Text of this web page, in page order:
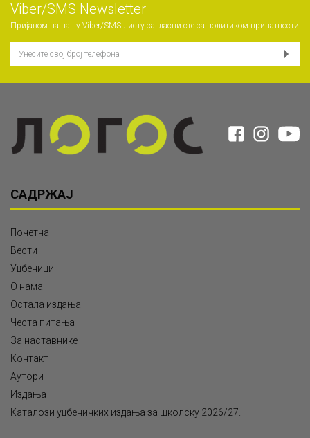
Viber/SMS Newsletter
Пријавом на нашу Viber/SMS листу сагласни сте са политиком приватности
САДРЖАЈ
Почетна
Вести
Уџбеници
О нама
Остала издања
Честа питања
За наставнике
Контакт
Аутори
Издања
Каталози уџбеничких издања за школску 2026/27.